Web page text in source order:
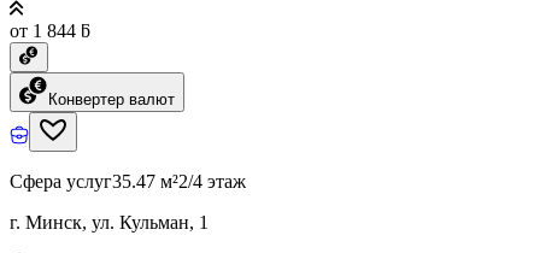
от 1 844 ƃ
Конвертер валют
Сфера услуг35.47 м²2/4 этаж
г. Минск, ул. Кульман, 1